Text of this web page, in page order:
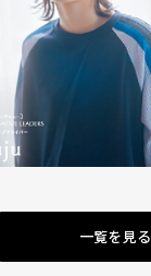
一覧を見る